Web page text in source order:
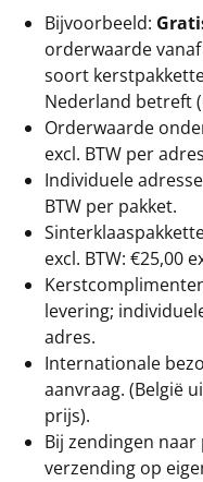
Bijvoorbeeld:
orderwaarde vanaf
soort
Nederland betreft
Orderwaarde
excl. BTW per
Individuele
BTW per pakket.
excl. BTW: €25,00
levering;
adres.
Internationale
aanvraag. (België
prijs).
Bij zendingen
verzending op